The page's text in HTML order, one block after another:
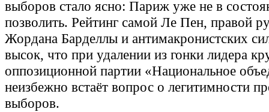
выборов стало ясно: Париж уже не в
позволить. Рейтинг самой Ле Пен, правой
Жордана Барделлы и антимакронистских
высок, что при удалении из гонки лидера
оппозиционной партии «Национальное
неизбежно встаёт вопрос о легитимности
выборов.